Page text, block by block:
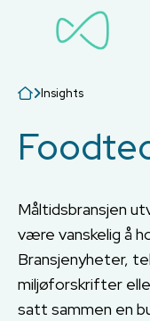
Insights
Måltidsbransjen
være vanskelig å
Bransjenyheter,
miljøforskrifter
satt sammen en